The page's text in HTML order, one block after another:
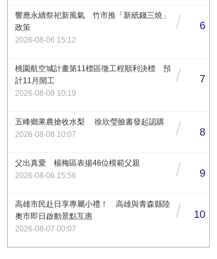
響應永續祭祀新風氣 竹市推「新紙錢三燒」
政策
2026-08-06 15:12
/ 6
桃園航空城計畫第11標區徵工程順利決標 預
計11月開工
2026-08-08 10:19
/ 7
五峰鄉果農搶收水梨 徐欣瑩臉書發起認購
2026-08-08 10:07
/ 8
父出真愛 楊梅區表揚46位模範父親
2026-08-06 15:56
/ 9
高雄市民赴日享專屬小禮！ 高雄與青森縣陸
奧市即日啟動景點互惠
2026-08-07 00:07
/ 10